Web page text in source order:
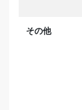
その他